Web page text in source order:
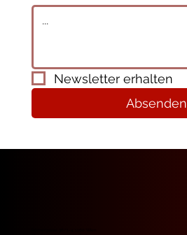
Newsletter erhalten
Absenden